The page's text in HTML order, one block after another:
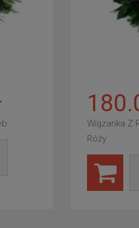
Wiązanka Z
Róży